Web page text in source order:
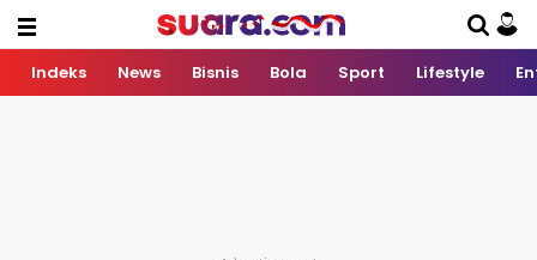
Indeks News Bisnis Bola Sport Lifestyle